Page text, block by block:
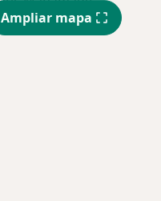
Ampliar mapa